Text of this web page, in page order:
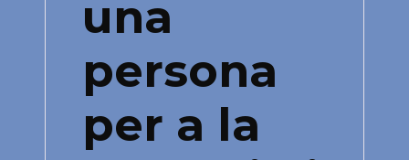
una
persona
per a la